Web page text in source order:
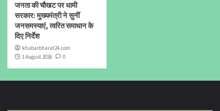
जनता की चौखट पर धामी
सरकार: मुख्यमंत्री ने सुनीं
जनसमस्याएं, त्वरित समाधान के
दिए निर्देश
khabarbharat24.com
1 August 2026
0